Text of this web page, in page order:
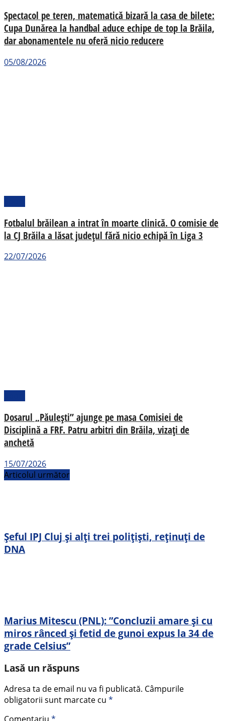
Spectacol pe teren, matematică bizară la casa de bilete:
Cupa Dunărea la handbal aduce echipe de top la Brăila,
dar abonamentele nu oferă nicio reducere
05/08/2026
Fotbalul brăilean a intrat în moarte clinică. O comisie de
la CJ Brăila a lăsat județul fără nicio echipă în Liga 3
22/07/2026
Dosarul „Păulești” ajunge pe masa Comisiei de
Disciplină a FRF. Patru arbitri din Brăila, vizați de
anchetă
15/07/2026
Articolul următor
Șeful IPJ Cluj și alți trei polițiști, reținuți de
DNA
Marius Mitescu (PNL): ”Concluzii amare și cu
miros rânced și fetid de gunoi expus la 34 de
grade Celsius”
Lasă un răspuns
Adresa ta de email nu va fi publicată. Câmpurile
obligatorii sunt marcate cu *